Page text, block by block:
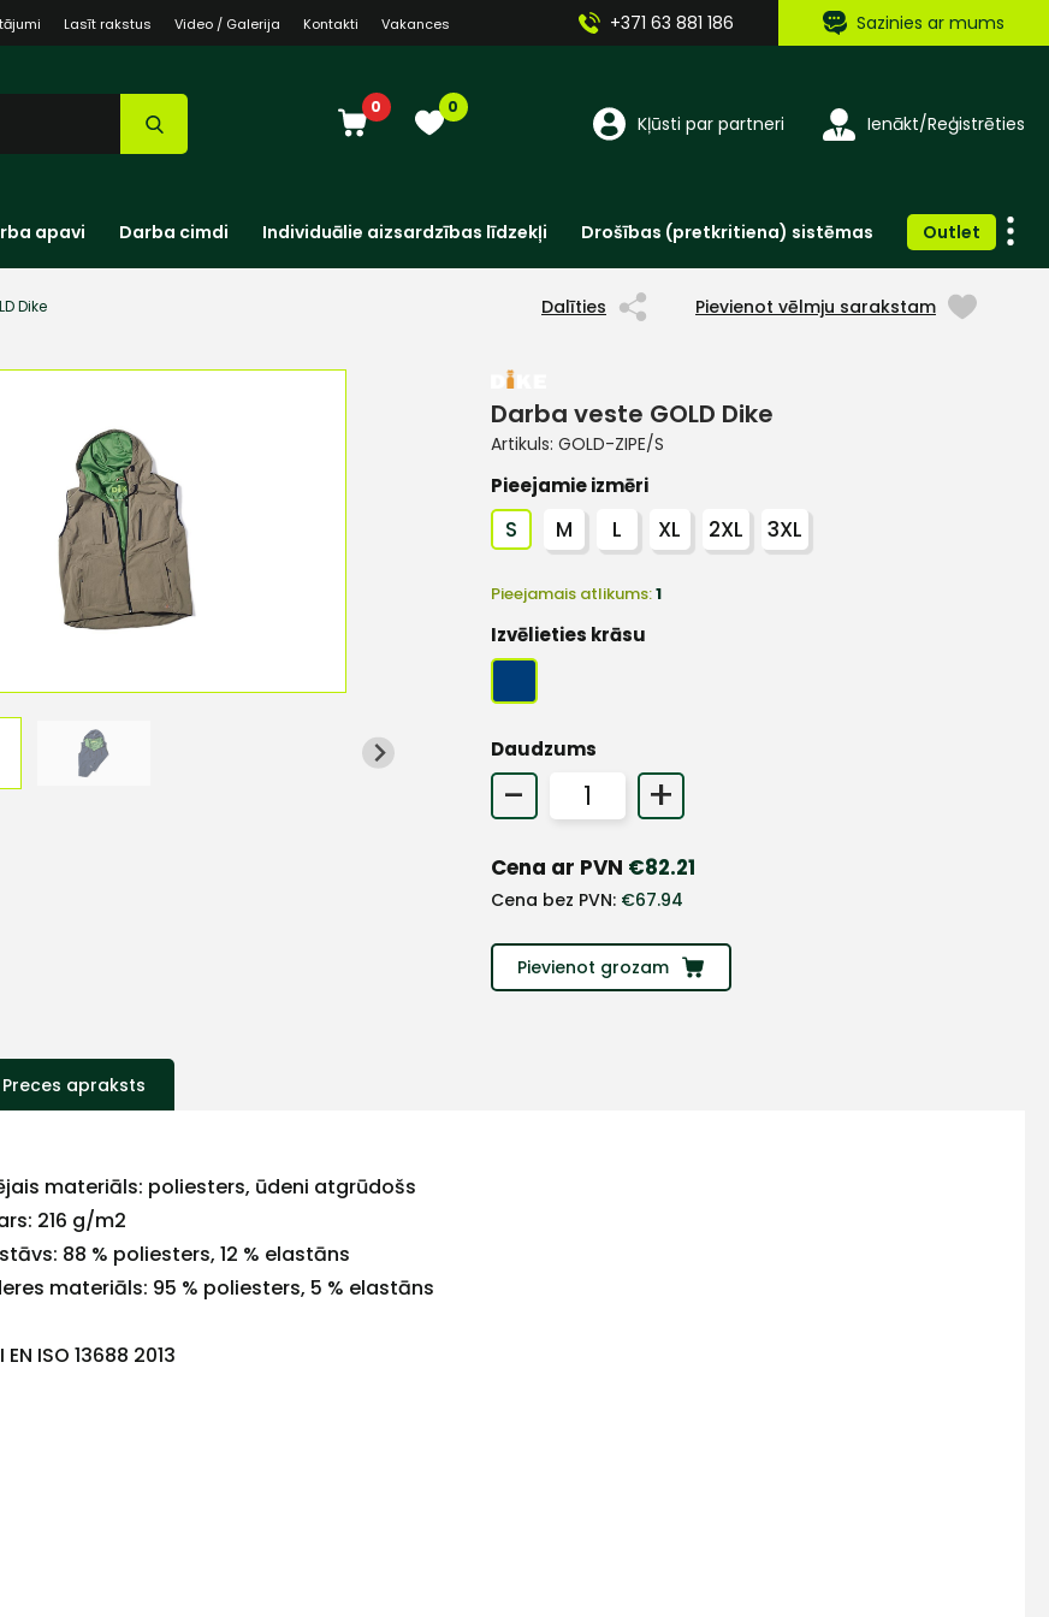
Lasīt rakstus Video / Galerija Kontakti Vakances +371 63 881 186 Sazinies ar mums
0 0
Kļūsti par partneri Ienākt/Reģistrēties
apavi Darba cimdi Individuālie aizsardzības līdzekļi Drošības (pretkritiena) sistēmas Outlet
Dike Dalīties Pievienot vēlmju sarakstam
Darba veste GOLD Dike
Artikuls: GOLD-ZIPE/S
Pieejamie izmēri
S M L XL 2XL 3XL
Pieejamais atlikums:1
Izvēlieties krāsu
Daudzums
- +
Cena ar PVN €82.21
Cena bez PVN: €67.94
Pievienot grozam
Preces apraksts
materiāls: poliesters, ūdeni atgrūdošs
216 g/m2
88 % poliesters, 12 % elastāns
materiāls: 95 % poliesters, 5 % elastāns
EN ISO 13688 2013